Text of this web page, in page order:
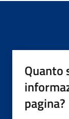
Quanto
pagina?